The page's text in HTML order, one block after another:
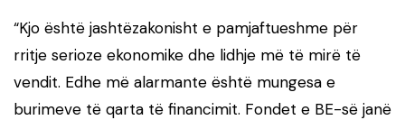
“Kjo është jashtëzakonisht e pamjaftueshme për
rritje serioze ekonomike dhe lidhje më të mirë të
vendit. Edhe më alarmante është mungesa e
burimeve të qarta të financimit. Fondet e BE-së janë